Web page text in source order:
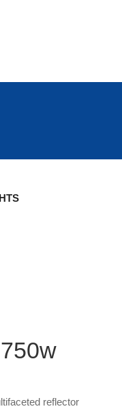
reflector